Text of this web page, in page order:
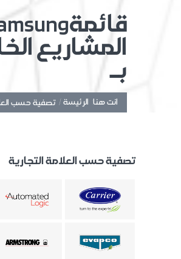
قائمة
المشاريع
بـ
تصفية حسب الرئيسة / انت هنا:
تصفية حسب العلامة التجارية